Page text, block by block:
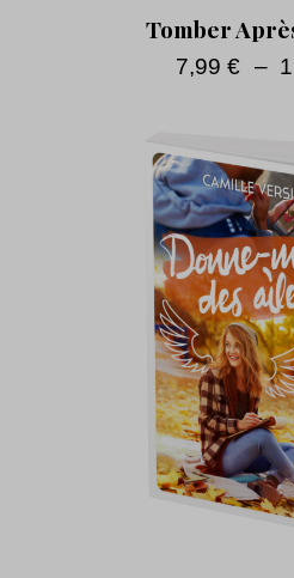
Tomber
7,99 € –